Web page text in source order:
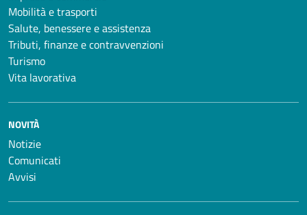
Mobilità e trasporti
Salute, benessere e assistenza
Tributi, finanze e contravvenzioni
Turismo
Vita lavorativa
NOVITÀ
Notizie
Comunicati
Avvisi